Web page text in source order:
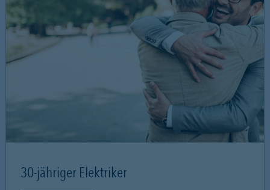
30-jähriger Elektriker